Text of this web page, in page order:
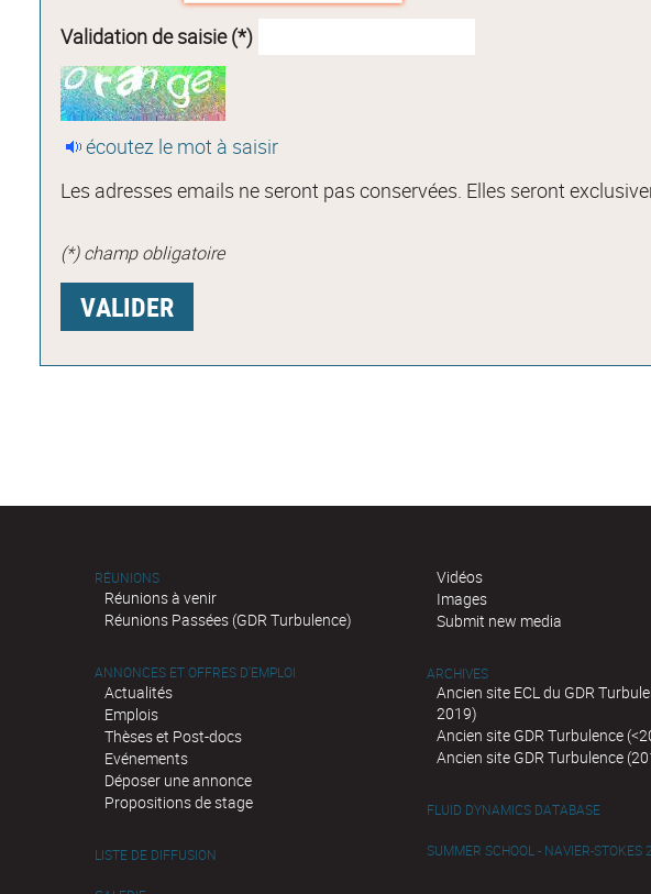
Validation de saisie (*)
écoutez le mot à saisir
Les adresses emails ne seront pas conservées. Elles seront
(*) champ obligatoire
RÉUNIONS
Réunions à venir
Réunions Passées (GDR Turbulence)
ANNONCES ET OFFRES D'EMPLOI
Actualités
Emplois
Thèses et Post-docs
Evénements
Déposer une annonce
Propositions de stage
LISTE DE DIFFUSION
Vidéos
Images
Submit new media
ARCHIVES
Ancien site ECL du GDR
2019)
Ancien site GDR Turbulence
Ancien site GDR Turbulence
FLUID DYNAMICS DATABASE
SUMMER SCHOOL - NAVIER-STOKES